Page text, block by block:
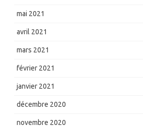
mai 2021
avril 2021
mars 2021
février 2021
janvier 2021
décembre 2020
novembre 2020